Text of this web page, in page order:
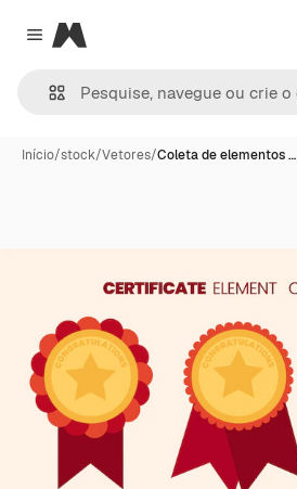
Close menu
Magnific
Início/stock/Vetores/Coleta de elementos …